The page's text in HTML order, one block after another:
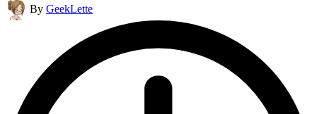
Posted
by
By GeekLette